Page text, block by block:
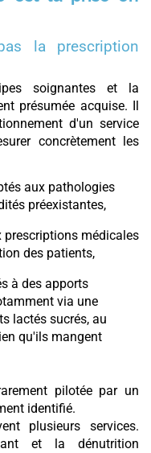
la prescription
soignantes et la
présumée acquise. Il
d'un service
concrètement les
aux pathologies
préexistantes,
médicales
des patients,
à des apports
via une
lactés sucrés, au
qu'ils mangent
pilotée par un
identifié.
plusieurs services.
et la dénutrition